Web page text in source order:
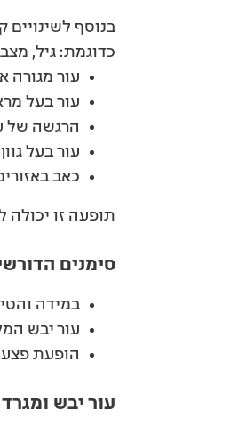
בנוסף לשינויים
כדוגמת: גיל,
עור מגורה
עור בעל
הרגשה של
עור בעל
כאב
תופעה זו יכולה
סימנים
במידה
עור יבש
הופעת
עור יבש